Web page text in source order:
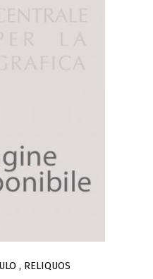
, RELIQUOS